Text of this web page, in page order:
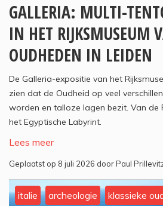
GALLERIA: MULTI-
IN HET RIJKSMUSEUM
OUDHEDEN IN LEIDEN
De Galleria-expositie van het
zien dat de Oudheid op veel
worden en talloze lagen bezit. Van de
het Egyptische Labyrint.
Lees meer
Geplaatst op 8 juli 2026 door Paul
italie archeologie klassieke